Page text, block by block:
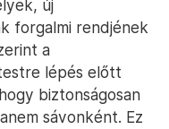
új
forgalmi rendjének
a
lépés előtt
biztonságosan
sávonként. Ez